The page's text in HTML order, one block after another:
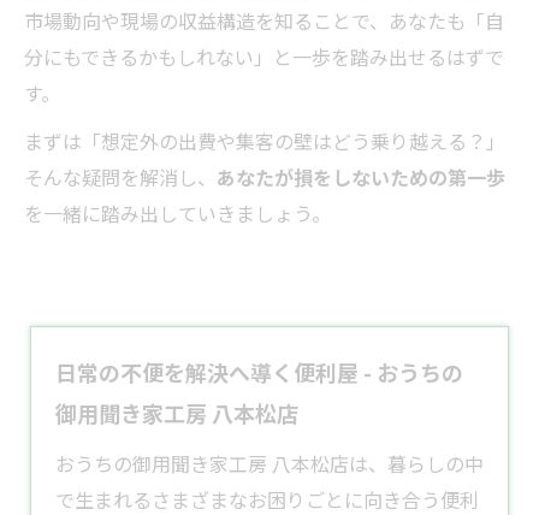
市場動向や現場の収益構造を知ることで、あなたも「自
分にもできるかもしれない」と一歩を踏み出せるはずで
す。
まずは「想定外の出費や集客の壁はどう乗り越える？」
そんな疑問を解消し、 あなたが損をしないための第一歩
を一緒に踏み出していきましょう。
日常の不便を解決へ導く便利屋 - おうちの
御用聞き家工房 八本松店
おうちの御用聞き家工房 八本松店は、暮らしの中
で生まれるさまざまなお困りごとに向き合う便利